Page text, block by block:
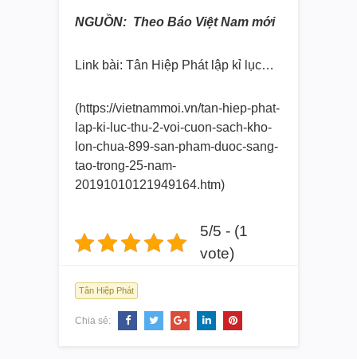
NGUỒN: Theo Báo Việt Nam mới
Link bài: Tân Hiệp Phát lập kỉ lục…
(https://vietnammoi.vn/tan-hiep-phat-
lap-ki-luc-thu-2-voi-cuon-sach-kho-
lon-chua-899-san-pham-duoc-sang-
tao-trong-25-nam-
20191010121949164.htm)
5/5 - (1
vote)
Tân Hiệp Phát
Chia sẻ: